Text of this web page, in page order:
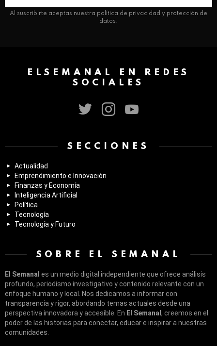
Al suscribirte aceptas nuestra política de privacidad y protección de
datos.
ELSEMANAL EN REDES
SOCIALES
SECCIONES
Actualidad
Emprendimiento e Innovación
Finanzas y Economía
Inteligencia Artificial
Política
Tecnología
Tecnología y Futuro
SOBRE EL SEMANAL
El Semanal es un medio digital independiente que ofrece análisis
profundo, periodismo investigativo y contenido relevante con un
enfoque humano y local. Nos dedicamos a informar con
transparencia y rigor, abordando temas actuales desde una
perspectiva innovadora y accesible. En El Semanal , creemos en el
poder de las historias para conectar, educar e inspirar a nuestras
comunidades.